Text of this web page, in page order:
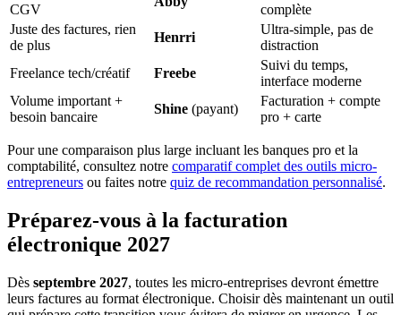
CGV
complète
Juste des factures, rien
de plus
Henrri
Ultra-simple, pas de
distraction
Freelance tech/créatif
Freebe
Suivi du temps,
interface moderne
Volume important +
besoin bancaire
Shine (payant)
Facturation + compte
pro + carte
Pour une comparaison plus large incluant les banques pro et la
comptabilité, consultez notre comparatif complet des outils micro-
entrepreneurs ou faites notre quiz de recommandation personnalisé.
Préparez-vous à la facturation
électronique 2027
Dès septembre 2027, toutes les micro-entreprises devront émettre
leurs factures au format électronique. Choisir dès maintenant un outil